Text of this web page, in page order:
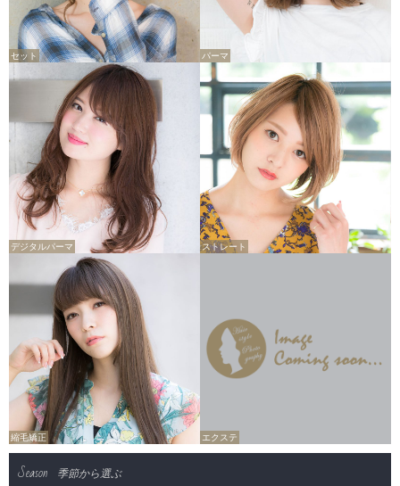
セット パーマ
デジタルパーマ ストレート
縮毛矯正 エクステ
Season 季節から選ぶ